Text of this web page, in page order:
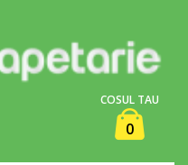
COSUL TAU
0